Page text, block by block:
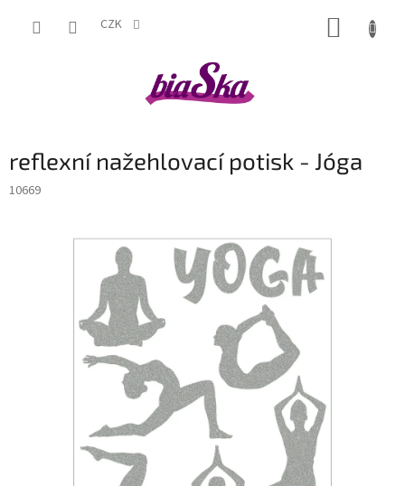
CZK
reflexní nažehlovací potisk - Jóga
10669